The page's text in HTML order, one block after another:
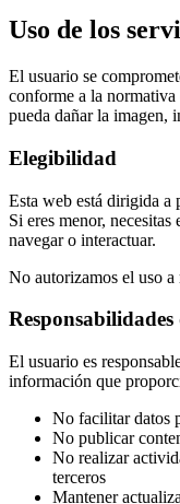
Uso de los
El usuario se
conforme a la
pueda dañar la imagen,
Elegibilidad
Esta web está dirigida a
Si eres menor,
navegar o interactuar.
No autorizamos el uso
El usuario es
información que
No facilitar datos
No publicar
No realizar
terceros
Mantener